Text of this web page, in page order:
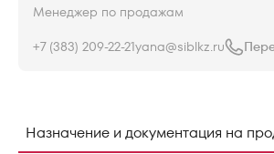
Менеджер по продажам
+7 (383) 209-22-21yana@siblkz.ru
Назначение и документация на